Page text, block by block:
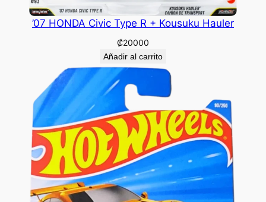
’07 HONDA Civic Type R + Kousuku Hauler
₡20000
Añadir al carrito